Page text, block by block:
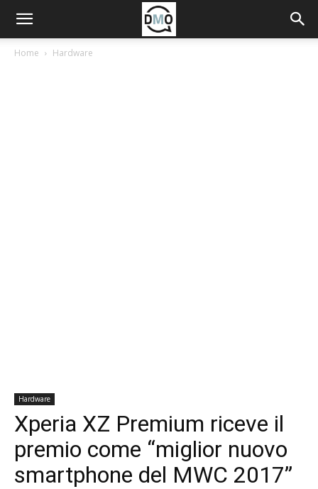
Home Hardware
Hardware
Xperia XZ Premium riceve il
premio come “miglior nuovo
smartphone del MWC 2017”